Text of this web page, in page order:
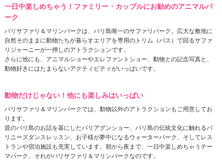
一日中楽しめちゃう！ファミリー・カップルにお勧めのアニマルパ
ーク
バリサファリ＆マリンパークは、バリ島唯一のサファリパーク。広大な敷地に
自然そのままに動物たちが暮らすエリアを専用のトリム（バス）で回るサファ
リジャーニーが一押しのアトラクションです。
さらに他にも、アニマルショーやエレファントショー、動物との記念写真と、
動物好きにはたまらないアクティビティがいっぱいです。
動物だけじゃない！他にも楽しみはいっぱい
バリサファリ＆マリンパークでは、動物以外のアトラクションもご用意してお
ります。
昔のバリ島のお話を基にしたバリアグンショー、バリ島の伝統文化に触れるバ
リニーズダンスレッスン、お子様が夢中になるウォーターパーク、そしてレス
トランや宿泊施設も充実しています。朝から夜まで、一日中楽しめちゃうテー
マパーク、それがバリサファリ＆マリンパークなのです。